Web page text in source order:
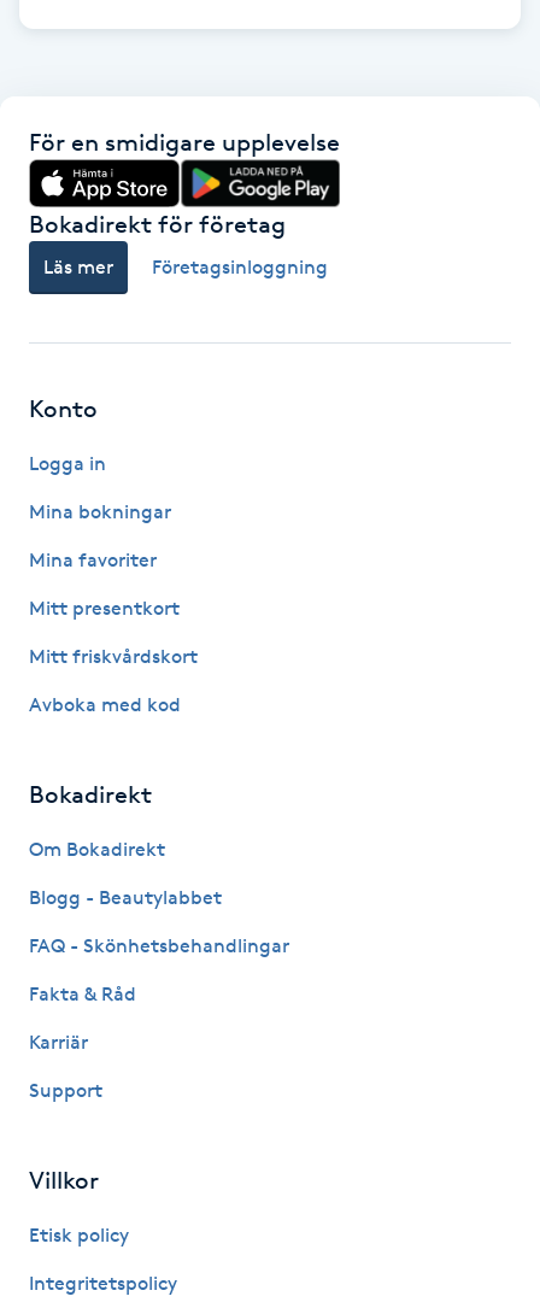
Hypnos
Hårborttagning
Hälsa
IPL hårborttagning
Keratinbehandling
För en smidigare upplevelse
Bokadirekt för företag
Läs mer Företagsinloggning
Konto
Logga in
Mina bokningar
Mina favoriter
Mitt presentkort
Mitt friskvårdskort
Avboka med kod
Bokadirekt
Om Bokadirekt
Blogg - Beautylabbet
FAQ - Skönhetsbehandlingar
Fakta & Råd
Karriär
Support
Villkor
Etisk policy
Integritetspolicy